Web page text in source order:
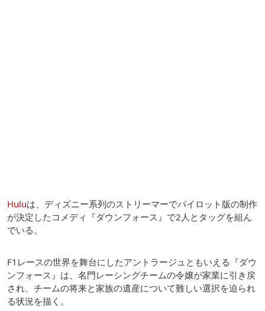
Huluは、ディズニー系列のストリーマーでパイロット版の制作
が決定したコメディ『ダウンフォース』で2人とタッグを組ん
でいる。
F1レースの世界を舞台にしたアントラージュともいえる『ダウ
ンフォース』は、名門レーシングチームの令嬢が家業に引き戻
され、チームの将来と家族の遺産について難しい選択を迫られ
る状況を描く。